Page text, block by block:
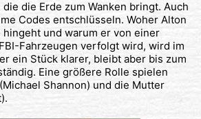
die Erde zum Wanken bringt. Auch
Codes entschlüsseln. Woher Alton
hingeht und warum er von einer
Fahrzeugen verfolgt wird, wird im
ein Stück klarer, bleibt aber bis zum
Eine größere Rolle spielen
Shannon) und die Mutter